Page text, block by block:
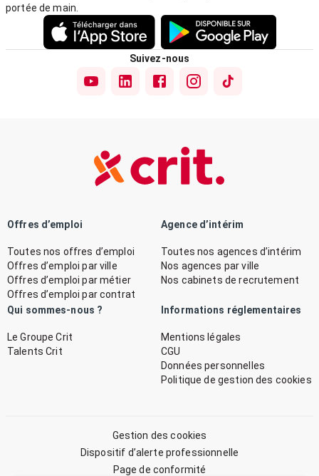
portée de main.
Suivez-nous
Offres d’emploi
Toutes nos offres d’emploi
Offres d’emploi par ville
Offres d’emploi par métier
Offres d’emploi par contrat
Agence d’intérim
Toutes nos agences d’intérim
Nos agences par ville
Nos cabinets de recrutement
Qui sommes-nous ?
Le Groupe Crit
Talents Crit
Informations réglementaires
Mentions légales
CGU
Données personnelles
Politique de gestion des cookies
Gestion des cookies
Dispositif d’alerte professionnelle
Page de conformité